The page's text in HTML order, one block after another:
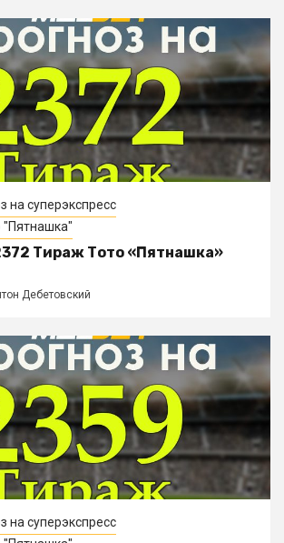
на суперэкспресс
"Пятнашка"
Тираж Тото «Пятнашка»
Дебетовский
на суперэкспресс